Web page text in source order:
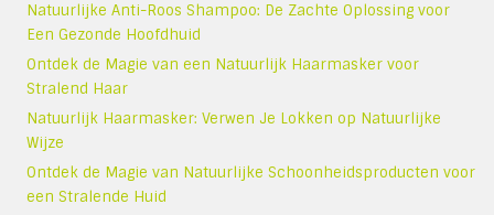
Natuurlijke Anti-Roos Shampoo: De Zachte Oplossing voor
Een Gezonde Hoofdhuid
Ontdek de Magie van een Natuurlijk Haarmasker voor
Stralend Haar
Natuurlijk Haarmasker: Verwen Je Lokken op Natuurlijke
Wijze
Ontdek de Magie van Natuurlijke Schoonheidsproducten voor
een Stralende Huid